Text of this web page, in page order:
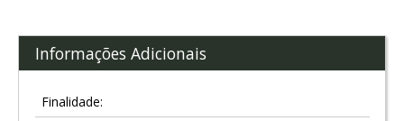
Informações Adicionais
Finalidade: